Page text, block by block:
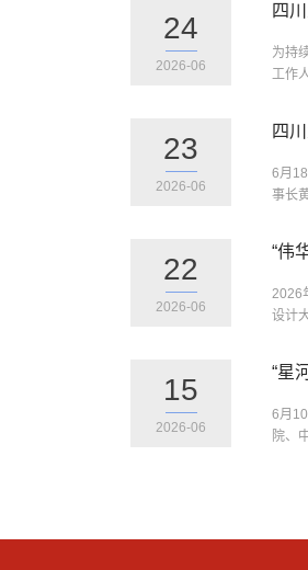
24
2026-06
四
为持
工作
23
2026-06
四
6月
事长
22
2026-06
“伟
2026
设计
15
2026-06
“星
6月
院、